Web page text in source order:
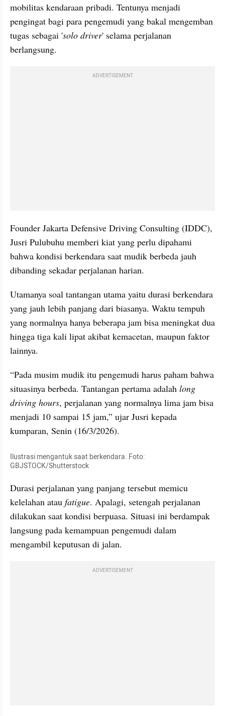
mobilitas kendaraan pribadi. Tentunya menjadi
pengingat bagi para pengemudi yang bakal mengemban
tugas sebagai 'solo driver' selama perjalanan
berlangsung.
ADVERTISEMENT
Founder Jakarta Defensive Driving Consulting (IDDC),
Jusri Pulubuhu memberi kiat yang perlu dipahami
bahwa kondisi berkendara saat mudik berbeda jauh
dibanding sekadar perjalanan harian.
Utamanya soal tantangan utama yaitu durasi berkendara
yang jauh lebih panjang dari biasanya. Waktu tempuh
yang normalnya hanya beberapa jam bisa meningkat dua
hingga tiga kali lipat akibat kemacetan, maupun faktor
lainnya.
“Pada musim mudik itu pengemudi harus paham bahwa
situasinya berbeda. Tantangan pertama adalah long
driving hours, perjalanan yang normalnya lima jam bisa
menjadi 10 sampai 15 jam,” ujar Jusri kepada
kumparan, Senin (16/3/2026).
Ilustrasi mengantuk saat berkendara. Foto:
GBJSTOCK/Shutterstock
Durasi perjalanan yang panjang tersebut memicu
kelelahan atau fatigue. Apalagi, setengah perjalanan
dilakukan saat kondisi berpuasa. Situasi ini berdampak
langsung pada kemampuan pengemudi dalam
mengambil keputusan di jalan.
ADVERTISEMENT